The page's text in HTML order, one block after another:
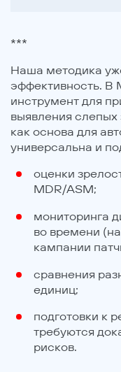
***
Наша методика
эффективность. В
инструмент для
выявления слепых
как основа для
универсальна и
оценки
MDR/ASM;
мониторинга
во времени
кампании
сравнения
единиц;
подготовки к
требуются
рисков.